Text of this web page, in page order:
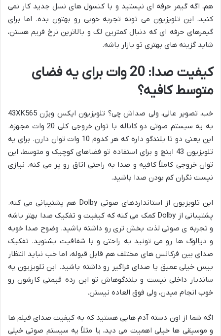
هم، اگه گیمر حرفه ای نیستید و با کنسول های نسل جدید کار نمی
کنید، این تلویزیون می تونه تجربه خوبی رو بهتون بده. اما برای
گیمرهای حرفه ای که دنبال کمترین لگ و بالاترین نرخ فریم هستن،
شاید گزینه های بهتری تو بازار باشه.
کیفیت صدا: 20 وات برای یه فضای
متوسط کافیه؟
خب، تصویر عالی، ولی صداش چی؟ تلویزیون ایکس ویژن 43XK565
به یه سیستم صوتی دو کاناله با توان خروجی کلی 20 وات مجهزه.
این یعنی دو تا بلندگو داره که هر کدوم 10 وات توان دارن. برای یه
تلویزیون 43 اینچ و برای استفاده تو فضاهای کوچیک و متوسط، این
توان خروجی کاملاً کافیه و صدا به راحتی اتاق رو پر می کنه. نیازی
نیست نگران کم بودن صدا باشید.
این تلویزیون از استانداردهای صوتی Dolby هم پشتیبانی می کنه.
پشتیبانی از Dolby کمک می کنه که کیفیت و تفکیک صدا بهتر باشه
و تجربه ی صوتی لذت بخش تری رو داشته باشید. وضوح صدا خوبه
و دیالوگ ها رو می تونید به راحتی و با شفافیت بشنوید. تفکیک
صدای بین فرکانس های مختلف هم قابل قبوله، اما خب نباید انتظار
بیس خیلی عمیق یا صدای فراگیر رو داشته باشید. این تلویزیون یه
ساندبار داخلی نیست و بلندگوهاش تو این رده قیمتی کارشون رو
خوب انجام میدن، ولی فوق العاده نیستن.
اگه شما از اون دسته آدم هایی هستید که به کیفیت صدای فیلم ها
و موسیقی ها خیلی اهمیت می دید، یا مثلاً یه سیستم صوتی خیلی